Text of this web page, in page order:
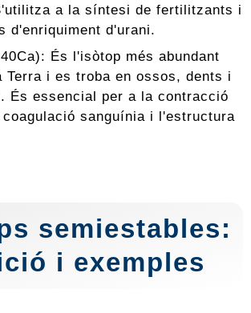
a la síntesi de fertilitzants i
d'enriquiment d'urani.
És l'isòtop més abundant
Terra i es troba en ossos, dents i
És essencial per a la contracció
sanguínia i l'estructura
semiestables:
i exemples